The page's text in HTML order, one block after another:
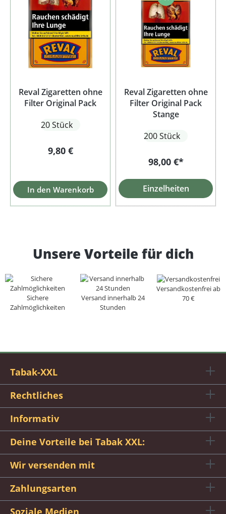
Reval Zigaretten ohne
Filter Original Pack
20 Stück
Regulärer Preis:
9,80 €
In den Warenkorb
Reval Zigaretten ohne
Filter Original Pack
Stange
200 Stück
98,00 €*
Einzelheiten
Unsere Vorteile für dich
Sichere
Zahlmöglichkeiten
Versand innerhalb 24
Stunden
Versandkostenfrei ab
70 €
Tabak-XXL
Rechtliches
Informativ
Deine Vorteile bei Tabak XXL:
Wir versenden mit
Zahlungsarten